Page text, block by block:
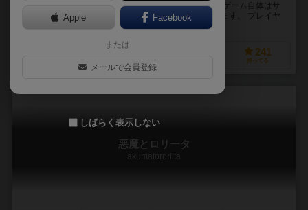
マンションが舞台の正体隠匿系カードバトルゲーム。 ゲーム自体はサ
クサク進行し、ライトな感覚で何度も遊ぶことが出来ます。 プレイヤ
ーは始めにランダムで【ストーカー】【ア...
290 241
持ってる
悪魔とロリータ
akumatororiita
Apple Facebook
または
メールで会員登録
しばらく表示しない